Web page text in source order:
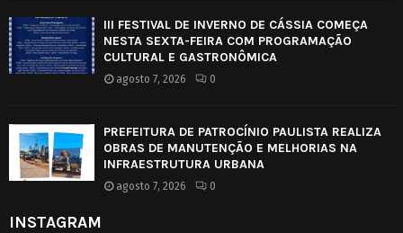
III FESTIVAL DE INVERNO DE CÁSSIA COMEÇA
NESTA SEXTA-FEIRA COM PROGRAMAÇÃO
CULTURAL E GASTRONÔMICA
agosto 7, 2026 0
PREFEITURA DE PATROCÍNIO PAULISTA REALIZA
OBRAS DE MANUTENÇÃO E MELHORIAS NA
INFRAESTRUTURA URBANA
agosto 7, 2026 0
INSTAGRAM